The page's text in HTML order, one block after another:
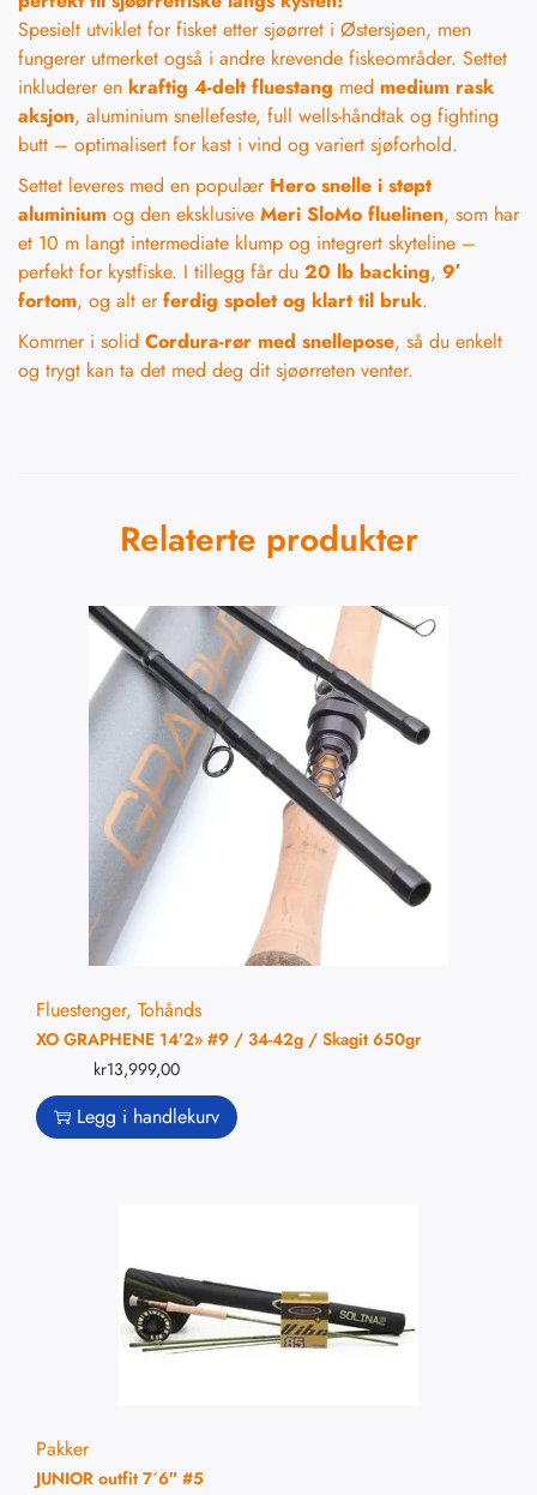
Spesielt utviklet for fisket etter sjøørret i Østersjøen, men
fungerer utmerket også i andre krevende fiskeområder. Settet
inkluderer en kraftig 4-delt fluestang med medium rask
aksjon, aluminium snellefeste, full wells-håndtak og fighting
butt – optimalisert for kast i vind og variert sjøforhold.
Settet leveres med en populær Hero snelle i støpt
aluminium og den eksklusive Meri SloMo fluelinen, som har
et 10 m langt intermediate klump og integrert skyteline –
perfekt for kystfiske. I tillegg får du 20 lb backing, 9′
fortom, og alt erferdig spolet og klart til bruk.
Kommer i solid Cordura-rør med snellepose, så du enkelt
og trygt kan ta det med deg dit sjøørreten venter.
Relaterte produkter
Fluestenger, Tohånds
XO GRAPHENE 14’2» #9 / 34-42g / Skagit 650gr
kr13,999,00
Legg i handlekurv
Pakker
JUNIOR outfit 7´6″ #5